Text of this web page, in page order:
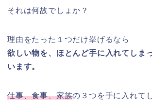
それは何故でしょか？
理由をたった１つだけ挙げるなら
欲しい物を、ほとんど手に入れてしま
います。
仕事、食事、家族の３つを手に入れて